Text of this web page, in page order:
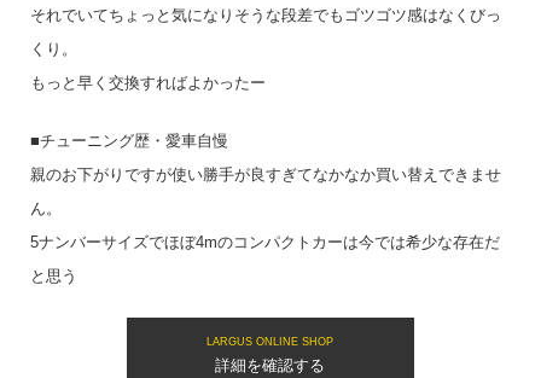
それでいてちょっと気になりそうな段差でもゴツゴツ感はなくびっ
くり。
もっと早く交換すればよかったー
■チューニング歴・愛車自慢
親のお下がりですが使い勝手が良すぎてなかなか買い替えできませ
ん。
5ナンバーサイズでほぼ4mのコンパクトカーは今では希少な存在だ
と思う
LARGUS ONLINE SHOP
詳細を確認する